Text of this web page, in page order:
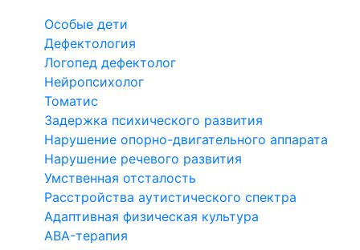
Особые дети
Дефектология
Логопед дефектолог
Нейропсихолог
Томатис
Задержка психического развития
Нарушение опорно-двигательного аппарата
Нарушение речевого развития
Умственная отсталость
Расстройства аутистического спектра
Адаптивная физическая культура
ABA-терапия